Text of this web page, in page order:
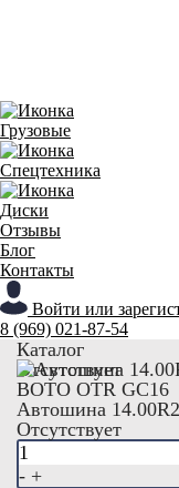
Грузовые
Спецтехника
Диски
Отзывы
Блог
Контакты
Войти или
8 (969) 021-87-54
Каталог
Отсутствует
BOTO OTR GC16
Автошина
Отсутствует
- +